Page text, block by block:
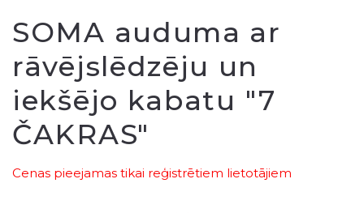
SOMA auduma ar
rāvējslēdzēju un
iekšējo kabatu "7
ČAKRAS"
Cenas pieejamas tikai reģistrētiem lietotājiem